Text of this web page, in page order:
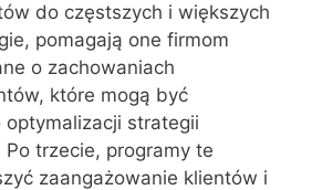
do częstszych i większych
pomagają one firmom
o zachowaniach
które mogą być
strategii
trzecie, programy te
zaangażowanie klientów i